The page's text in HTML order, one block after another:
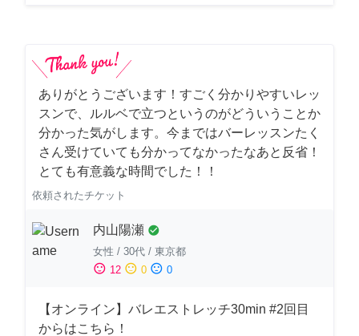
ありがとうございます！すごく分かりやすいレッ
スンで、ルルベで立つというのがどういうことか
分かった気がします。今まではバーレッスンたく
さん受けていても分かってなかったなあと反省！
とても有意義な時間でした！！
依頼されたチケット
内山陽瀬 check_circle
女性 / 30代 / 東京都
sentiment_satisfied 12 sentiment_neutral 0 sentiment_dissatisfied 0
【オンライン】バレエストレッチ30min #2回目
からはこちら！